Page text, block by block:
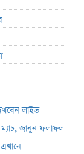
লাইভ
ম্যাচ, জানুন ফলাফল